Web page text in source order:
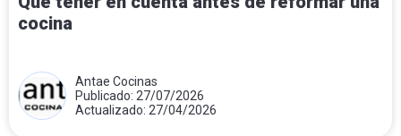
cocina
Antae Cocinas
Publicado: 27/07/2026
Actualizado: 27/04/2026